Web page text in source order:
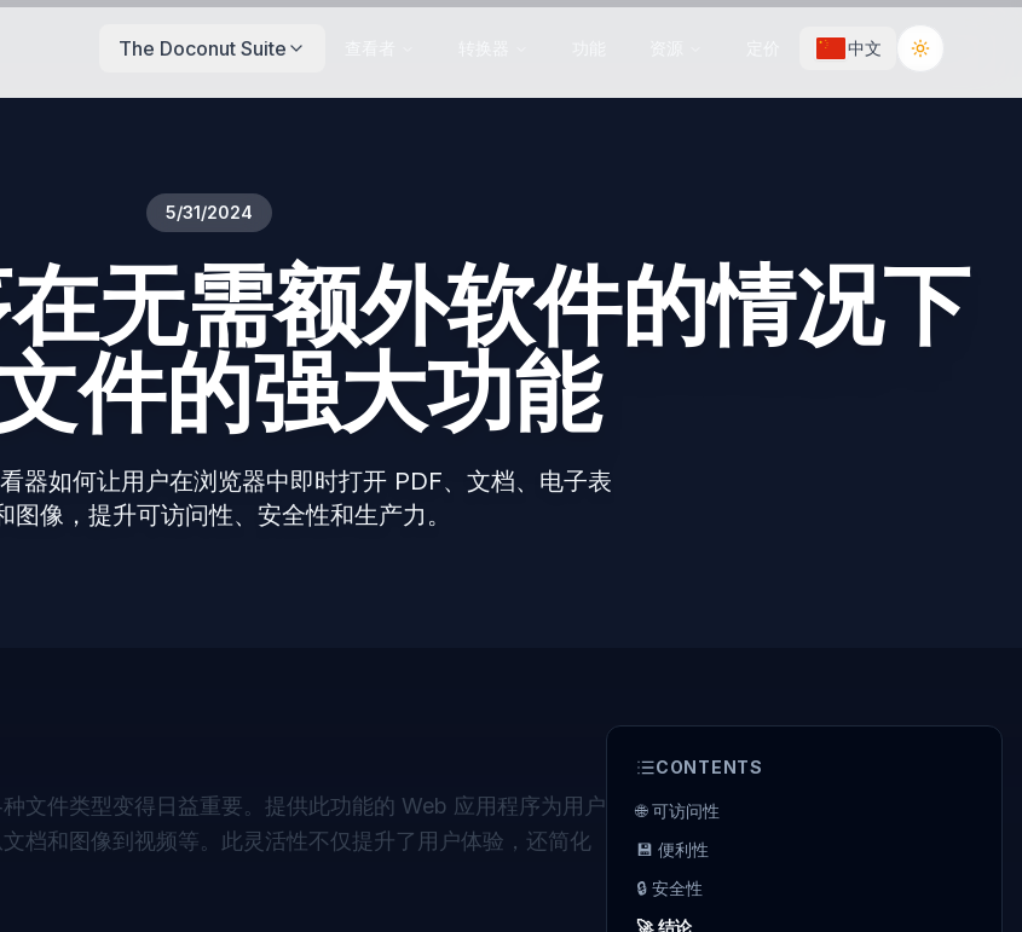
The Doconut Suite 中文 Toggle
5/31/2024
无需额外软件的情况下
件的强大功能
器如何让用户在浏览器中即时打开 PDF、文档、电子表
图像，提升可访问性、安全性和生产力。
文件类型变得日益重要。提供此功能的 Web 应用程序为用户
档和图像到视频等。此灵活性不仅提升了用户体验，还简化
CONTENTS
🌐 可访问性
💾 便利性
🔒 安全性
🚀 结论